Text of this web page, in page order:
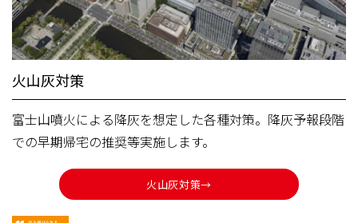
火山灰対策
富士山噴火による降灰を想定した各種対策。降灰予報段階
での早期帰宅の推奨等実施します。
火山灰対策→